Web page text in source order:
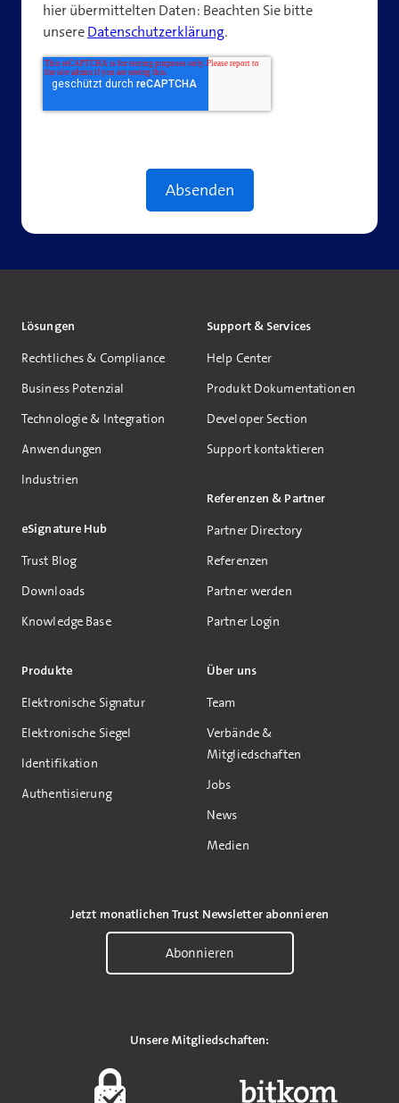
hier übermittelten Daten: Beachten Sie bitte
unsereDatenschutzerklärung.
Lösungen
Rechtliches & Compliance
Business Potenzial
Technologie & Integration
Anwendungen
Industrien
eSignature Hub
Trust Blog
Downloads
Knowledge Base
Produkte
Elektronische Signatur
Elektronische Siegel
Identifikation
Authentisierung
Support & Services
Help Center
Produkt Dokumentationen
Developer Section
Support kontaktieren
Referenzen & Partner
Partner Directory
Referenzen
Partner werden
Partner Login
Über uns
Team
Verbände &
Mitgliedschaften
Jobs
News
Medien
Jetzt monatlichen Trust Newsletter abonnieren
Abonnieren
Unsere Mitgliedschaften: